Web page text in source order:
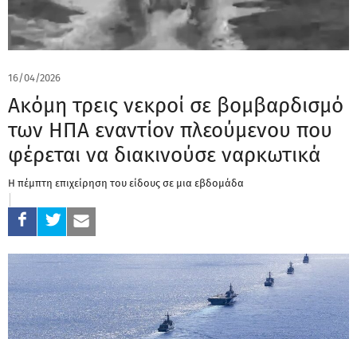
16/04/2026
Ακόμη τρεις νεκροί σε βομβαρδισμό
των ΗΠΑ εναντίον πλεούμενου που
φέρεται να διακινούσε ναρκωτικά
Η πέμπτη επιχείρηση του είδους σε μια εβδομάδα